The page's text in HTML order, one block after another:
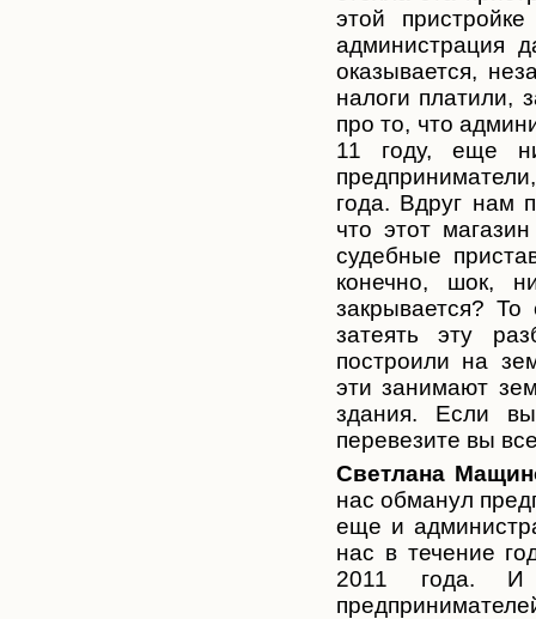
этой
администрация
оказывается,
налоги платили,
про то, что
11 году, еще
года. Вдруг нам
что этот
судебные
конечно, шок,
закрывается?
затеять эту
построили на
эти занимают
здания. Если
перевезите вы
Светлана
нас обманул
еще и
нас в течение
2011 года. И